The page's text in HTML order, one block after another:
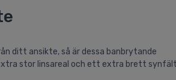
ditt ansikte, så är dessa banbrytande
stor linsareal och ett extra brett synfält